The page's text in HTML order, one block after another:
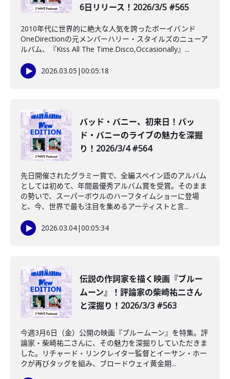
6日リリース！2026/3/5 #565
2010年代に世界的に絶大な人気を誇ったボーイバンド
OneDirectionの元メンバーハリー・スタイルズのニューア
ルバム、『Kiss All The Time.Disco,Occasionally』...
2026.03.05 |00:05:18
バッド・バニー、初来日！バッ
ド・バニーのライブの魅力を深掘
り！2026/3/4 #564
先日開催されたグラミー賞で、全編スペイン語のアルバム
としては初めて、年間最優秀アルバム賞を受賞。そのまま
の勢いで、スーパーボウルのハーフタイムショーに登場
と、今、世界で最も注目を集めるアーティストと言...
2026.03.04|00:05:34
️伝説の作詞家を描く映画『ブルー
ムーン』！評論家の柴崎祐二さん
と深掘り！2026/3/3 #563
今週3月6日（金）公開の映画『ブルームーン』を特集。評
論家・柴崎祐二さんに、その魅力を深掘りしていただきま
した。リチャード・リンクレイター監督とイーサン・ホー
クが再びタッグを組み、ブロードウェイ黄金期...